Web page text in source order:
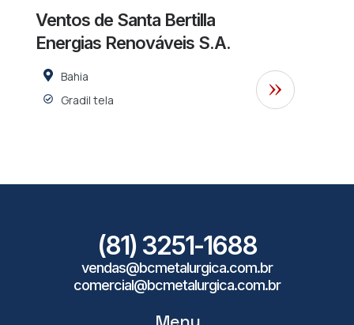
Ventos de Santa Bertilla
Energias Renováveis S.A.
Bahia
Gradil tela
(81) 3251-1688
vendas@bcmetalurgica.com.br
comercial@bcmetalurgica.com.br